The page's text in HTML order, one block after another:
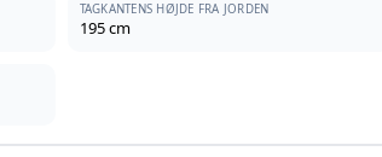
TAGKANTENS HØJDE FRA JORDEN
195 cm